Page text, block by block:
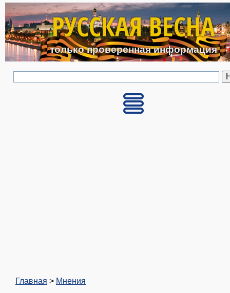
Перейти к основному
РУССКАЯ ВЕСНА
только проверенная информация
Главная > Мнения